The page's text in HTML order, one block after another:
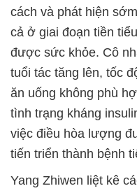
cách và phát hiện
cả ở giai đoạn tiền
được sức khỏe. Cô
tuổi tác tăng lên, tốc
ăn uống không phù
tình trạng kháng
việc điều hòa lượng
tiến triển thành bệnh
Yang Zhiwen liệt kê